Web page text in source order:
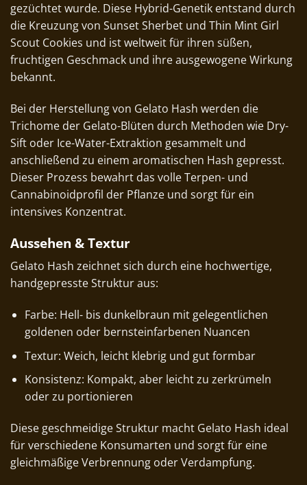
gezüchtet wurde. Diese Hybrid-Genetik entstand durch
die Kreuzung von Sunset Sherbet und Thin Mint Girl
Scout Cookies und ist weltweit für ihren süßen,
fruchtigen Geschmack und ihre ausgewogene Wirkung
bekannt.
Bei der Herstellung von Gelato Hash werden die
Trichome der Gelato-Blüten durch Methoden wie Dry-
Sift oder Ice-Water-Extraktion gesammelt und
anschließend zu einem aromatischen Hash gepresst.
Dieser Prozess bewahrt das volle Terpen- und
Cannabinoidprofil der Pflanze und sorgt für ein
intensives Konzentrat.
Aussehen & Textur
Gelato Hash zeichnet sich durch eine hochwertige,
handgepresste Struktur aus:
Farbe: Hell- bis dunkelbraun mit gelegentlichen
goldenen oder bernsteinfarbenen Nuancen
Textur: Weich, leicht klebrig und gut formbar
Konsistenz: Kompakt, aber leicht zu zerkrümeln
oder zu portionieren
Diese geschmeidige Struktur macht Gelato Hash ideal
für verschiedene Konsumarten und sorgt für eine
gleichmäßige Verbrennung oder Verdampfung.